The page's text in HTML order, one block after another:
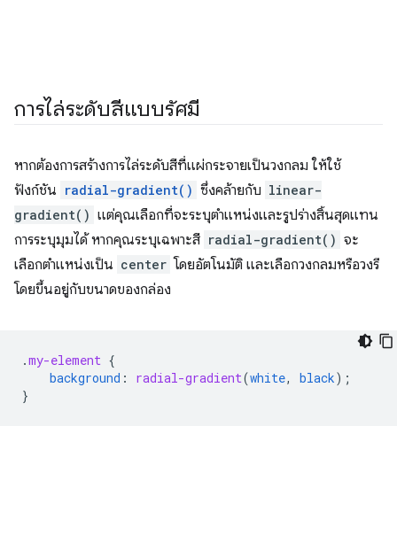
การไล่ระดับสีแบบรัศมี
หากต้องการสร้างการไล่ระดับสีที่แผ่กระจายเป็นวงกลม ให้ใช้
ฟังก์ชัน radial-gradient() ซึ่งคล้ายกับ linear-
gradient() แต่คุณเลือกที่จะระบุตำแหน่งและรูปร่างสิ้นสุดแทน
การระบุมุมได้ หากคุณระบุเฉพาะสี radial-gradient() จะ
เลือกตำแหน่งเป็น center โดยอัตโนมัติ และเลือกวงกลมหรือวงรี
โดยขึ้นอยู่กับขนาดของกล่อง
.my-element {
background : radial-gradient(white, black);
}